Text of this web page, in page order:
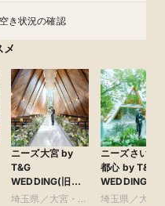
空き状況の確認
メ
ニーズ大宮 by
T&G
WEDDING(旧
アーヴェリール迎
埼玉県／大宮・さ
ニーズさいた
都心 by T&G
WEDDING(旧
ガーデンヒル
埼玉県／大宮